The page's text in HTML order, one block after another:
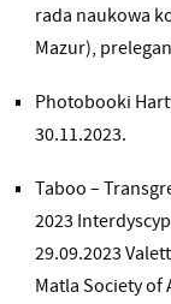
rada naukowa
Mazur),
Photobooki
30.11.2023.
Taboo –
2023
29.09.2023
Matla Society of